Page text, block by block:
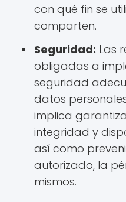
con qué fin se
comparten.
Seguridad: Las
obligadas a
seguridad
datos
implica
integridad y
así como
autorizado, la
mismos.